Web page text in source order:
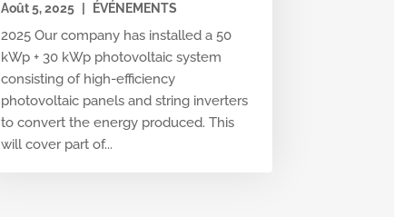
Août 5, 2025 ÉVÉNEMENTS
2025 Our company has installed a 50
kWp + 30 kWp photovoltaic system
consisting of high-efficiency
photovoltaic panels and string inverters
to convert the energy produced. This
will cover part of...